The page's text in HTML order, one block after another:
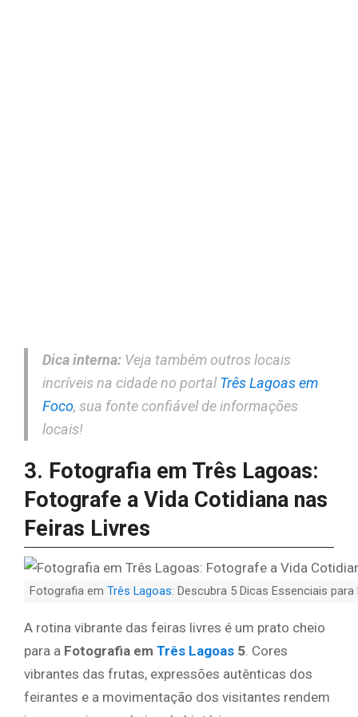
Dica interna: Veja também outros locais
incríveis na cidade no portalTrês Lagoas em
Foco, sua fonte confiável de informações
locais!
3. Fotografia em Três Lagoas:
Fotografe a Vida Cotidiana nas
Feiras Livres
Fotografia em Três Lagoas: Descubra 5 Dicas Essenciais
A rotina vibrante das feiras livres é um prato cheio
para a Fotografia em Três Lagoas 5. Cores
vibrantes das frutas, expressões autênticas dos
feirantes e a movimentação dos visitantes rendem